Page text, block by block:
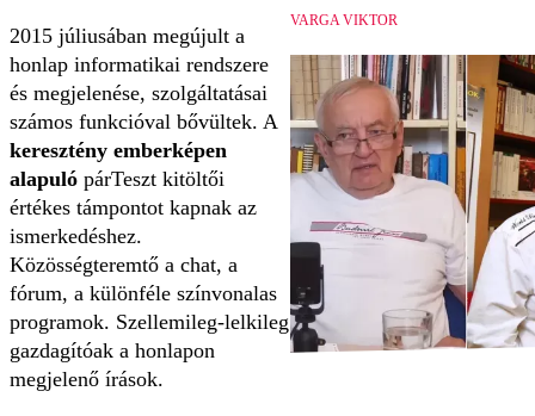
2015 júliusában megújult a
honlap informatikai rendszere
és megjelenése, szolgáltatásai
számos funkcióval bővültek. A
keresztény emberképen
alapuló párTeszt kitöltői
értékes támpontot kapnak az
ismerkedéshez.
Közösségteremtő a chat, a
fórum, a különféle színvonalas
programok. Szellemileg-lelkileg
gazdagítóak a honlapon
megjelenő írások.
VARGA VIKTOR